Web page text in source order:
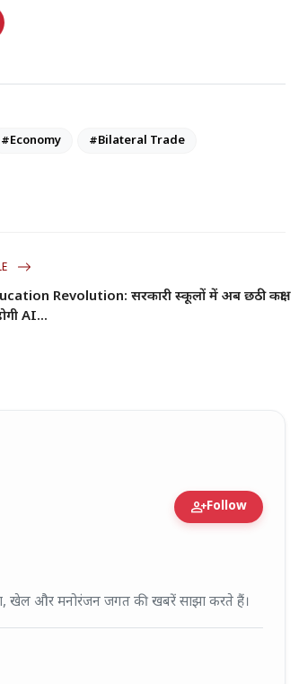
#Economy
#Bilateral Trade
Revolution: सरकारी स्कूलों में अब छठी कक्षा
AI...
person_addFollow
27 Mar, 2026
खेल और मनोरंजन जगत की खबरें साझा करते हैं।